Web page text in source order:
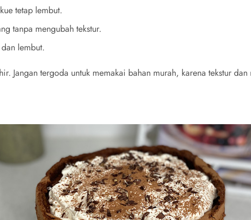
tetap lembut.
tanpa mengubah tekstur.
lembut.
Jangan tergoda untuk memakai bahan murah, karena tekstur